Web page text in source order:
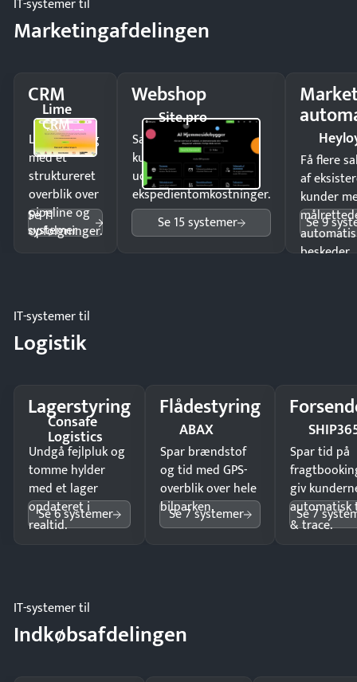
IT-systemer til
Marketingafdelingen
CRM
Lime
CRM
Luk flere salg
med et
struktureret
overblik over
pipeline og
opfølgninger.
Se 11
systemer
Webshop
Site.pro
Sælg produkter 24/7 til
kunder i hele landet
uden
ekspedientomkostninger.
Se 15 systemer
Få flere
af
kunder
beskeder.
Se 9
IT-systemer til
Logistik
Lagerstyring
Consafe
Logistics
Undgå fejlpluk og
tomme hylder
med et lager
opdateret i
realtid.
Se 6 systemer
Flådestyring
ABAX
Spar brændstof
og tid med GPS-
overblik over hele
bilparken.
Se 7 systemer
Spar tid på
giv
automatisk
& trace.
Se 7
IT-systemer til
Indkøbsafdelingen